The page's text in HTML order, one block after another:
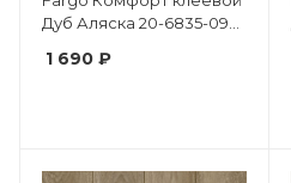
Дуб Аляска 20-6835-09
1 690 ₽